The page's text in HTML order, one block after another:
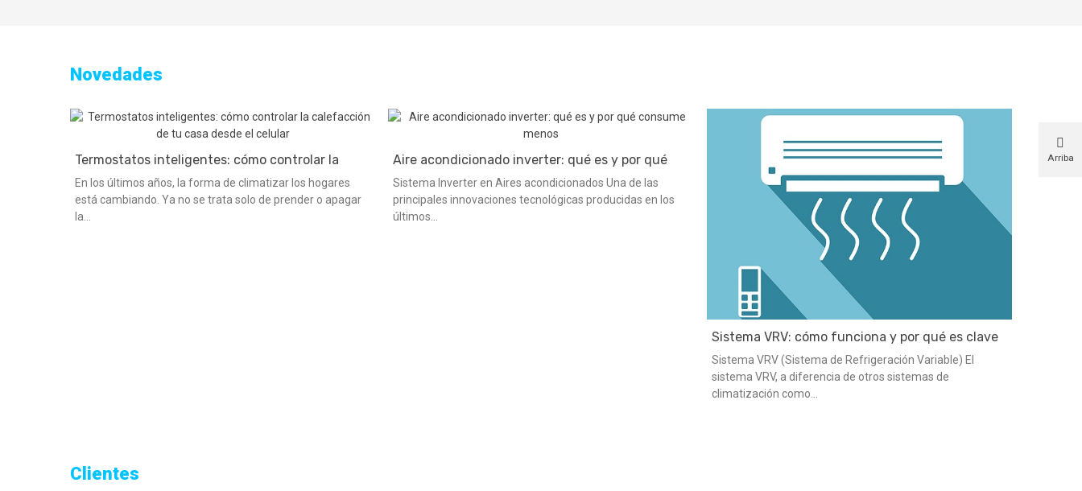
Novedades
Termostatos inteligentes: cómo controlar la
calefacción de tu casa desde el celular
En los últimos años, la forma de climatizar los hogares
está cambiando. Ya no se trata solo de prender o apagar
la...
Aire acondicionado inverter: qué es y por qué
consume menos
Sistema Inverter en Aires acondicionados Una de las
principales innovaciones tecnológicas producidas en los
últimos...
Sistema VRV: cómo funciona y por qué es clave
en grandes instalaciones
Sistema VRV (Sistema de Refrigeración Variable) El
sistema VRV, a diferencia de otros sistemas de
climatización como...
Clientes
Arriba